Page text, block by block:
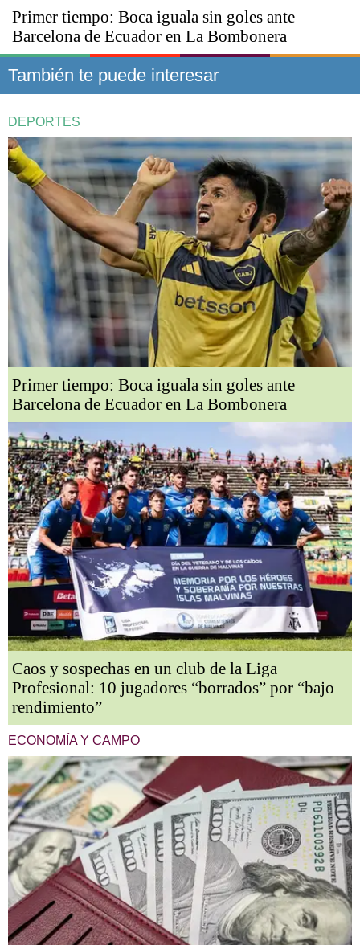
Primer tiempo: Boca iguala sin goles ante
Barcelona de Ecuador en La Bombonera
También te puede interesar
DEPORTES
Primer tiempo: Boca iguala sin goles ante
Barcelona de Ecuador en La Bombonera
Caos y sospechas en un club de la Liga
Profesional: 10 jugadores “borrados” por “bajo
rendimiento”
ECONOMÍA Y CAMPO